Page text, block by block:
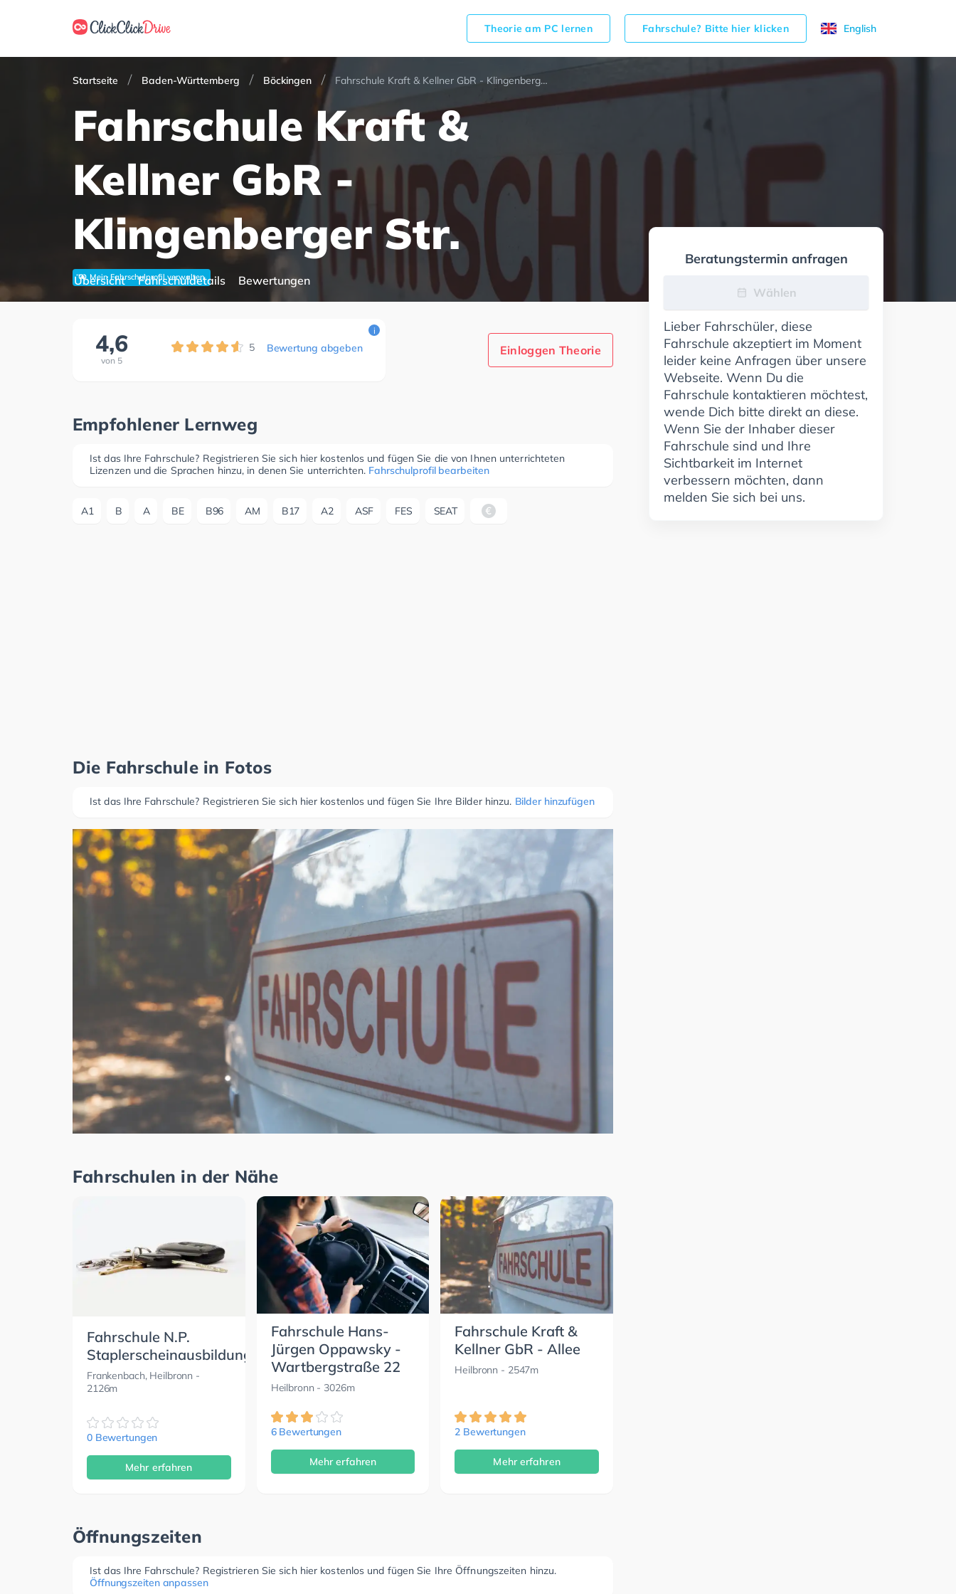
Theorie am PC lernen Fahrschule? Bitte hier klicken English
Startseite Baden-Württemberg Böckingen Fahrschule Kraft & Kellner GbR - Klingenberger Str.
Fahrschule Kraft &
Kellner GbR -
Klingenberger Str.
Mein Fahrschulprofil verwalten
Übersicht Fahrschuldetails Bewertungen
4,6
von 5
5 Bewertung abgeben
i
Einloggen Theorie
Empfohlener Lernweg
Ist das Ihre Fahrschule? Registrieren Sie sich hier kostenlos und fügen Sie die von Ihnen unterrichteten
Lizenzen und die Sprachen hinzu, in denen Sie unterrichten. Fahrschulprofil bearbeiten
A1 B A BE B96 AM B17 A2 ASF FES SEAT
Die Fahrschule in Fotos
Ist das Ihre Fahrschule? Registrieren Sie sich hier kostenlos und fügen Sie Ihre Bilder hinzu. Bilder hinzufügen
Fahrschulen in der Nähe
Fahrschule N.P.
Staplerscheinausbildung
Frankenbach, Heilbronn -
2126m
0 Bewertungen
Mehr erfahren
Fahrschule Hans-
Jürgen Oppawsky -
Wartbergstraße 22
Heilbronn - 3026m
6 Bewertungen
Mehr erfahren
Fahrschule Kraft &
Kellner GbR - Allee
Heilbronn - 2547m
2 Bewertungen
Mehr erfahren
Öffnungszeiten
Ist das Ihre Fahrschule? Registrieren Sie sich hier kostenlos und fügen Sie Ihre Öffnungszeiten hinzu.
Öffnungszeiten anpassen
Beratungstermin anfragen
Wählen
Lieber Fahrschüler, diese
Fahrschule akzeptiert im Moment
leider keine Anfragen über unsere
Webseite. Wenn Du die
Fahrschule kontaktieren möchtest,
wende Dich bitte direkt an diese.
Wenn Sie der Inhaber dieser
Fahrschule sind und Ihre
Sichtbarkeit im Internet
verbessern möchten, dann
melden Sie sich bei uns.